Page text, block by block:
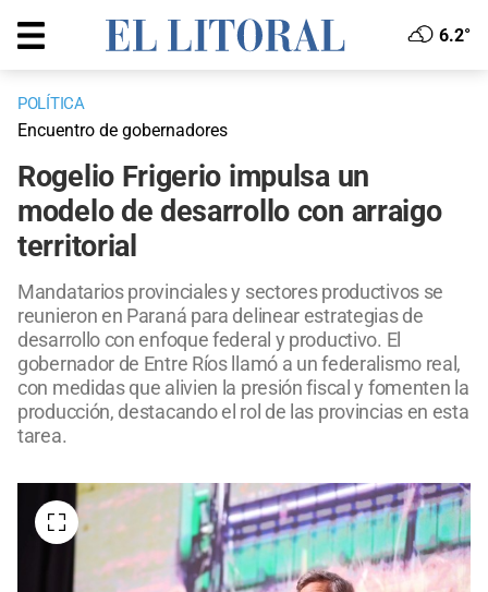
6.2°
POLÍTICA
Encuentro de gobernadores
Rogelio Frigerio impulsa un
modelo de desarrollo con arraigo
territorial
Mandatarios provinciales y sectores productivos se
reunieron en Paraná para delinear estrategias de
desarrollo con enfoque federal y productivo. El
gobernador de Entre Ríos llamó a un federalismo real,
con medidas que alivien la presión fiscal y fomenten la
producción, destacando el rol de las provincias en esta
tarea.